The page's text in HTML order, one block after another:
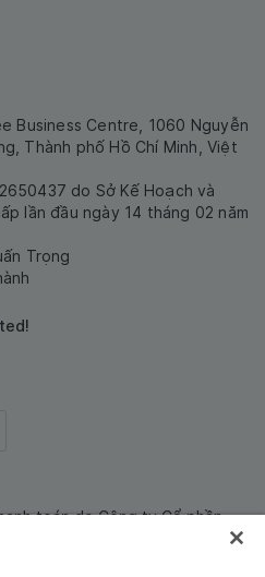
Business Centre, 1060 Nguyễn
Thành phố Hồ Chí Minh, Việt
do Sở Kế Hoạch và
lần đầu ngày 14 tháng 02 năm
Trọng
toán do Công ty Cổ phần